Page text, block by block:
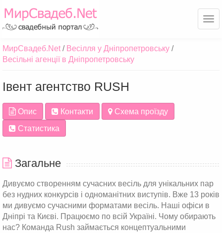
МирСвадеб.Net
Весілля у Дніпропетровську
Весільні агенції в Дніпропетровську
Івент агентство RUSH
Опис Контакти
Схема проїзду
Статистика
Загальне
Дивуємо створенням сучасних весіль для унікальних пар
без нудних конкурсів і одноманітних виступів. Вже 13 років
ми дивуємо сучасними форматами весіль. Наші офіси в
Дніпрі та Києві. Працюємо по всій Україні. Чому обирають
нас? Команда Rush займається концептуальними